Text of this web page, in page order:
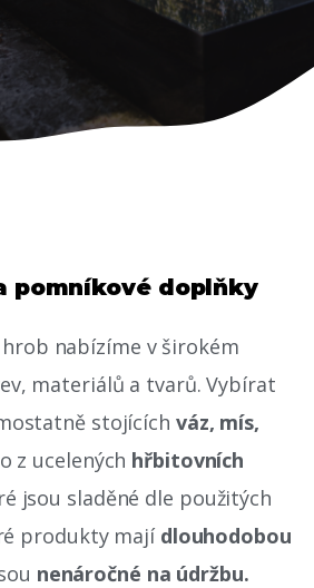
pomníkové doplňky
nabízíme v širokém
materiálů a tvarů. Vybírat
stojících váz, mís,
z ucelených hřbitovních
jsou sladěné dle použitých
produkty mají dlouhodobou
nenáročné na údržbu.